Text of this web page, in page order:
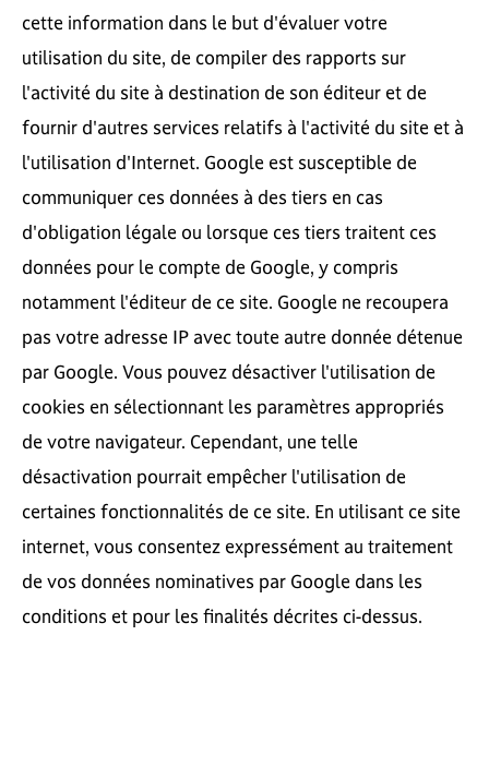
cette information dans le but d'évaluer votre
utilisation du site, de compiler des rapports sur
l'activité du site à destination de son éditeur et de
fournir d'autres services relatifs à l'activité du site et à
l'utilisation d'Internet. Google est susceptible de
communiquer ces données à des tiers en cas
d'obligation légale ou lorsque ces tiers traitent ces
données pour le compte de Google, y compris
notamment l'éditeur de ce site. Google ne recoupera
pas votre adresse IP avec toute autre donnée détenue
par Google. Vous pouvez désactiver l'utilisation de
cookies en sélectionnant les paramètres appropriés
de votre navigateur. Cependant, une telle
désactivation pourrait empêcher l'utilisation de
certaines fonctionnalités de ce site. En utilisant ce site
internet, vous consentez expressément au traitement
de vos données nominatives par Google dans les
conditions et pour les finalités décrites ci-dessus.